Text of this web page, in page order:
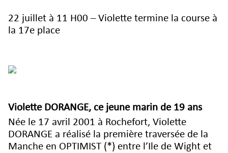
22 juillet à 11 H00 – Violette termine la course à
la 17e place
Violette DORANGE, ce jeune marin de 19 ans
Née le 17 avril 2001 à Rochefort, Violette
DORANGE a réalisé la première traversée de la
Manche en OPTIMIST (*) entre l’Ile de Wight et